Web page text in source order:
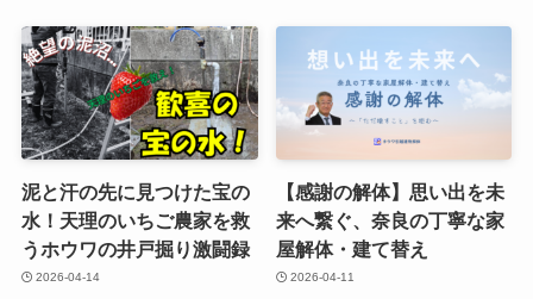
泥と汗の先に見つけた宝の
水！天理のいちご農家を救
うホウワの井戸掘り激闘録
2026-04-14
【感謝の解体】思い出を未
来へ繋ぐ、奈良の丁寧な家
屋解体・建て替え
2026-04-11